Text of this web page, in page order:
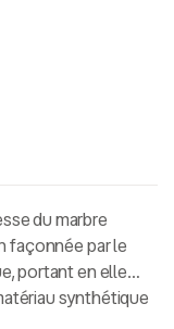
dumarbre
façonnée par le
portant en elle
synthétique